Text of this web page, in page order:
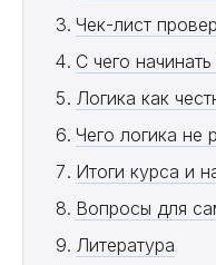
Чек-лист
С чего
Логика как
Чего логика не
Итоги курса и
Вопросы для
Литература